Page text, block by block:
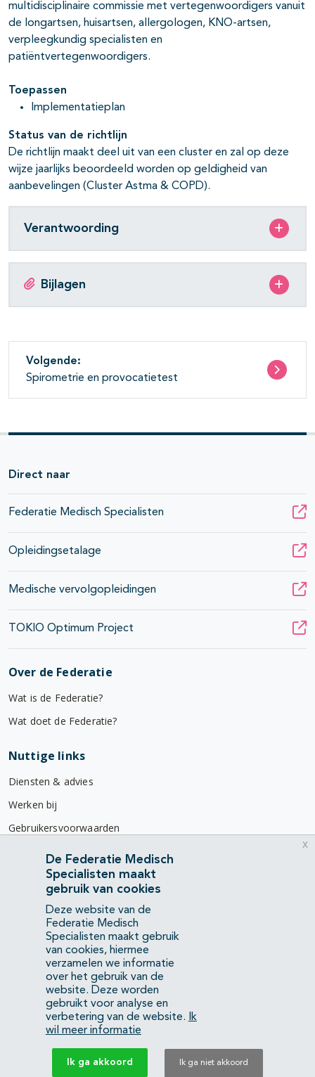
multidisciplinaire commissie met vertegenwoordigers vanuit
de longartsen, huisartsen, allergologen, KNO-artsen,
verpleegkundig specialisten en
patiëntvertegenwoordigers.
Toepassen
Implementatieplan
Status van de richtlijn
De richtlijn maakt deel uit van een cluster en zal op deze
wijze jaarlijks beoordeeld worden op geldigheid van
aanbevelingen (Cluster Astma & COPD).
Verantwoording
Bijlagen
Volgende:
Spirometrie en provocatietest
Direct naar
Federatie Medisch Specialisten
Opleidingsetalage
Medische vervolgopleidingen
TOKIO Optimum Project
Over de Federatie
Wat is de Federatie?
Wat doet de Federatie?
Nuttige links
Diensten & advies
Werken bij
Gebruikersvoorwaarden
Privacyverklaring
Contact
Mercatorlaan 1200
3528 BL Utrecht
(088) 505 34 34
info@richtlijnendatabase.nl
YouTubeLinkedIn
KvK Federatie Medisch Specialisten:40483480
De Federatie Medisch
Specialisten maakt
gebruik van cookies
Deze website van de
Federatie Medisch
Specialisten maakt gebruik
van cookies, hiermee
verzamelen we informatie
over het gebruik van de
website. Deze worden
gebruikt voor analyse en
verbetering van de website.
Ik
wil meer informatie
Ik ga akkoord Ik ga niet akkoord
x